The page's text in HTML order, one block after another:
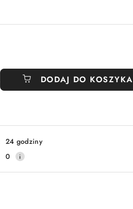
DODAJ DO KOSZYKA
24 godziny
0